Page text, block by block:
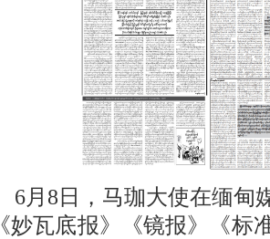
6月8日，马珈大使在缅甸
《妙瓦底报》《镜报》《